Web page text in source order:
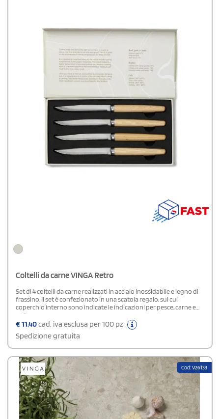
Coltelli da carne VINGA Retro
Set di 4 coltelli da carne realizzati in acciaio inossidabile e legno di
frassino. Il set è confezionato in una scatola regalo, sul cui
coperchio interno sono indicate le indicazioni per pesce, carne e
pollame.
€11,40cad. iva esclusa per 100 pz
Spedizione gratuita
Cod: V26133